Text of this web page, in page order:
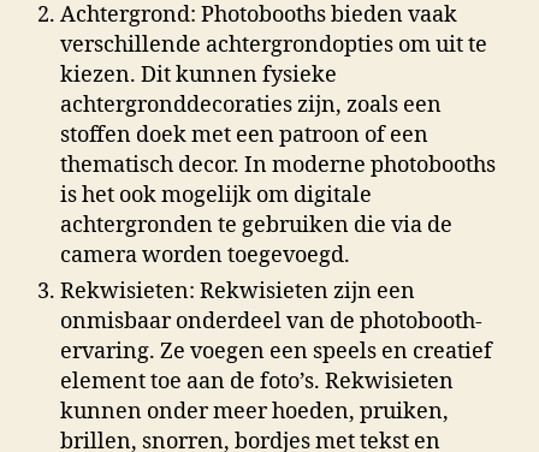
Achtergrond: Photobooths bieden vaak
verschillende achtergrondopties om uit te
kiezen. Dit kunnen fysieke
achtergronddecoraties zijn, zoals een
stoffen doek met een patroon of een
thematisch decor. In moderne photobooths
is het ook mogelijk om digitale
achtergronden te gebruiken die via de
camera worden toegevoegd.
Rekwisieten: Rekwisieten zijn een
onmisbaar onderdeel van de photobooth-
ervaring. Ze voegen een speels en creatief
element toe aan de foto’s. Rekwisieten
kunnen onder meer hoeden, pruiken,
brillen, snorren, bordjes met tekst en